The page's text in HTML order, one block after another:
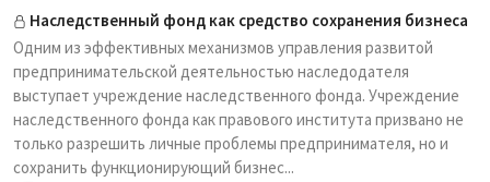
Наследственный фонд как средство сохранения бизнеса
Одним из эффективных механизмов управления развитой
предпринимательской деятельностью наследодателя
выступает учреждение наследственного фонда. Учреждение
наследственного фонда как правового института призвано не
только разрешить личные проблемы предпринимателя, но и
сохранить функционирующий бизнес...